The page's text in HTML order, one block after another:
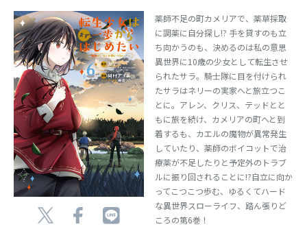
薬師不足の町カメリアで、薬草採取
に調薬に自分探し!? 手を貸すのも立
ち向かうのも、決めるのは私の意思
異世界に10歳の少女として転生させ
られたサラ。騎士隊に目を付けられ
たサラはネリーの実家へと旅立つこ
とに。アレン、クリス、テッドとと
もに旅を続け、カメリアの町へと到
着するも、カエルの魔物が異常発生
していたり、薬師のボイコットで治
療薬が不足したりと予定外のトラブ
ルに振り回されることに!?自立に向か
ってこつこつ歩む、ゆるくてハード
な異世界スローライフ、踏ん張りど
ころの第6巻！